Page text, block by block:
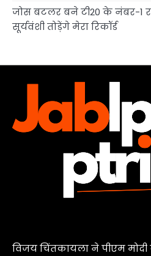
जोस बटलर बने टी20 के नंबर-1
सूर्यवंशी तोड़ेंगे मेरा रिकॉर्ड
विजय चिंतकायला ने पीएम